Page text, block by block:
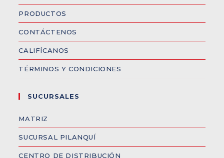
PRODUCTOS
CONTÁCTENOS
CALIFÍCANOS
TÉRMINOS Y CONDICIONES
SUCURSALES
MATRIZ
SUCURSAL PILANQUÍ
CENTRO DE DISTRIBUCIÓN